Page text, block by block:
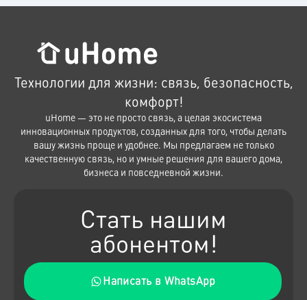
Технологии для жизни: связь, безопасность,
комфорт!
uHome — это не просто связь, а целая экосистема
инновационных продуктов, созданных для того, чтобы делать
вашу жизнь проще и удобнее. Мы предлагаем не только
качественную связь, но и умные решения для вашего дома,
бизнеса и повседневной жизни.
Стать нашим
абонентом!
Написать в WhatsApp